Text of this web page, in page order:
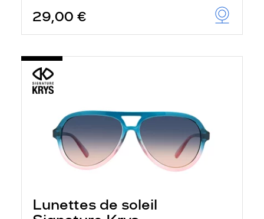
29,00 €
Lunettes de soleil